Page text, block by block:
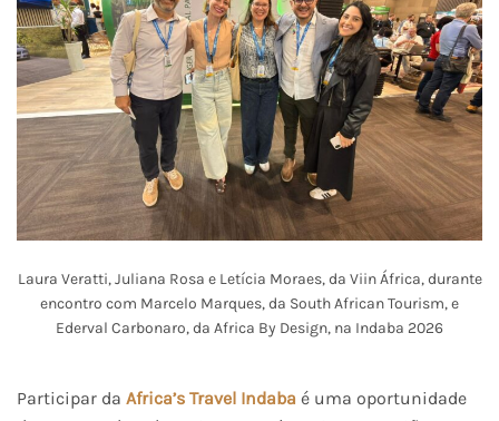
Laura Veratti, Juliana Rosa e Letícia Moraes, da Viin África, durante
encontro com Marcelo Marques, da South African Tourism, e
Ederval Carbonaro, da Africa By Design, na Indaba 2026
Participar da Africa’s Travel Indaba é uma oportunidade